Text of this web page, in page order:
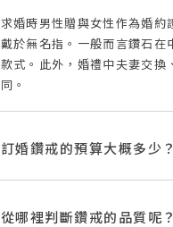
求婚時男性贈與女性作為婚約
戴於無名指。一般而言鑽石在
款式。此外，婚禮中夫妻交換
同。
訂婚鑽戒的預算大概多少？
從哪裡判斷鑽戒的品質呢？